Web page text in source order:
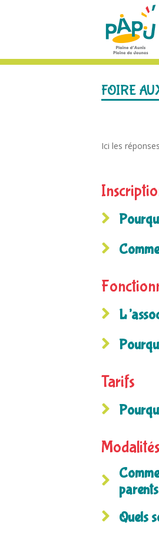
FOIRE
Ici les
Tarifs
Quels